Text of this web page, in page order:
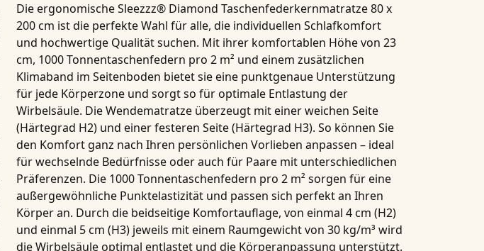
Die ergonomische Sleezzz® Diamond Taschenfederkernmatratze 80 x
200 cm ist die perfekte Wahl für alle, die individuellen Schlafkomfort
und hochwertige Qualität suchen. Mit ihrer komfortablen Höhe von 23
cm, 1000 Tonnentaschenfedern pro 2 m² und einem zusätzlichen
Klimaband im Seitenboden bietet sie eine punktgenaue Unterstützung
für jede Körperzone und sorgt so für optimale Entlastung der
Wirbelsäule. Die Wendematratze überzeugt mit einer weichen Seite
(Härtegrad H2) und einer festeren Seite (Härtegrad H3). So können Sie
den Komfort ganz nach Ihren persönlichen Vorlieben anpassen – ideal
für wechselnde Bedürfnisse oder auch für Paare mit unterschiedlichen
Präferenzen. Die 1000 Tonnentaschenfedern pro 2 m² sorgen für eine
außergewöhnliche Punktelastizität und passen sich perfekt an Ihren
Körper an. Durch die beidseitige Komfortauflage, von einmal 4 cm (H2)
und einmal 5 cm (H3) jeweils mit einem Raumgewicht von 30 kg/m³ wird
die Wirbelsäule optimal entlastet und die Körperanpassung unterstützt.